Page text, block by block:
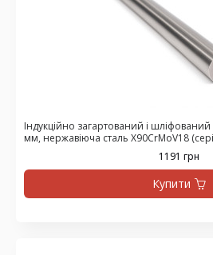
Індукційно загартований і
мм, нержавіюча сталь X90CrMoV18
1191 грн
Купити